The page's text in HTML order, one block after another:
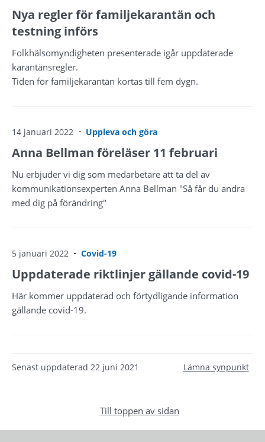
Nya regler för familjekarantän och
testning införs
Folkhälsomyndigheten presenterade igår uppdaterade
karantänsregler.
Tiden för familjekarantän kortas till fem dygn.
14 januari 2022 Uppleva och göra
Anna Bellman föreläser 11 februari
Nu erbjuder vi dig som medarbetare att ta del av
kommunikationsexperten Anna Bellman "Så får du andra
med dig på förändring"
5 januari 2022 Covid-19
Uppdaterade riktlinjer gällande covid-19
Här kommer uppdaterad och förtydligande information
gällande covid-19.
Senast uppdaterad 22 juni 2021 Lämna synpunkt
Till toppen av sidan